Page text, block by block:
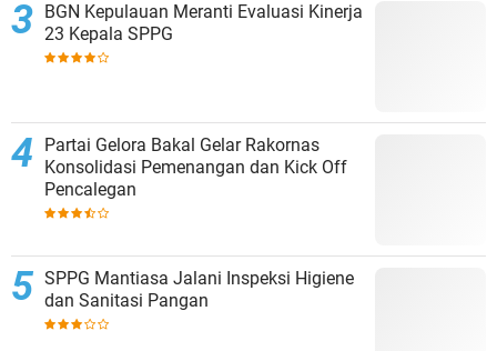
BGN Kepulauan Meranti Evaluasi Kinerja
23 Kepala SPPG
Partai Gelora Bakal Gelar Rakornas
Konsolidasi Pemenangan dan Kick Off
Pencalegan
SPPG Mantiasa Jalani Inspeksi Higiene
dan Sanitasi Pangan